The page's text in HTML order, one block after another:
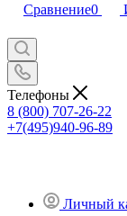
Сравнение0
Телефоны
8 (800) 707-26-22
+7(495)940-96-89
Личный